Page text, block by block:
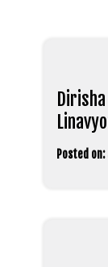
Posted on: